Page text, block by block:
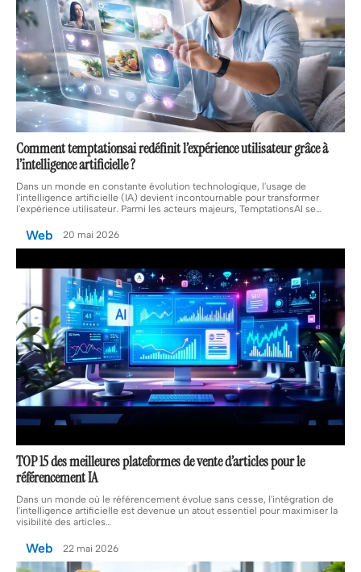
Comment temptationsai redéfinit l’expérience utilisateur grâce à
l’intelligence artificielle ?
Dans un monde en constante évolution technologique, l'usage de
l'intelligence artificielle (IA) devient incontournable pour transformer
l'expérience utilisateur. Parmi les acteurs majeurs, TemptationsAI se
Web 20 mai 2026
TOP 15 des meilleures plateformes de vente d’articles pour le
référencement IA
Dans un monde où le référencement évolue sans cesse, l'intégration de
l'intelligence artificielle est devenue un atout essentiel pour maximiser la
visibilité des articles…
Web 22 mai 2026